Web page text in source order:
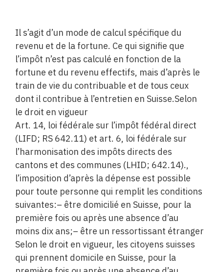
Il s’agit d’un mode de calcul spécifique du
revenu et de la fortune. Ce qui signifie que
l’impôt n’est pas calculé en fonction de la
fortune et du revenu effectifs, mais d’après le
train de vie du contribuable et de tous ceux
dont il contribue à l’entretien en Suisse.Selon
le droit en vigueur
Art. 14, loi fédérale sur l’impôt fédéral direct
(LIFD; RS 642.11) et art. 6, loi fédérale sur
l’harmonisation des impôts directs des
cantons et des communes (LHID; 642.14).,
l’imposition d’après la dépense est possible
pour toute personne qui remplit les conditions
suivantes:– être domicilié en Suisse, pour la
première fois ou après une absence d’au
moins dix ans;– être un ressortissant étranger
Selon le droit en vigueur, les citoyens suisses
qui prennent domicile en Suisse, pour la